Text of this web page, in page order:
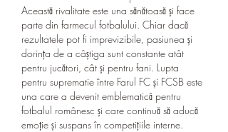
Această rivalitate este una sănătoasă și face
parte din farmecul fotbalului. Chiar dacă
rezultatele pot fi imprevizibile, pasiunea și
dorința de a câștiga sunt constante atât
pentru jucători, cât și pentru fani. Lupta
pentru suprematie între Farul FC și FCSB este
una care a devenit emblematică pentru
fotbalul românesc și care continuă să aducă
emoție și suspans în competițiile interne.